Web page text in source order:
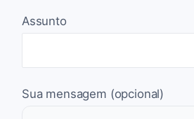
Assunto
Sua mensagem (opcional)